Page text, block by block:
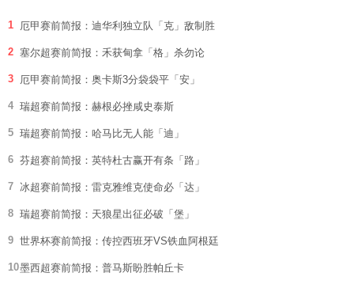
1 厄甲赛前简报：迪华利独立队「克」敌制胜
2 塞尔超赛前简报：禾获甸拿「格」杀勿论
3 厄甲赛前简报：奥卡斯3分袋袋平「安」
4 瑞超赛前简报：赫根必挫咸史泰斯
5 瑞超赛前简报：哈马比无人能「迪」
6 芬超赛前简报：英特杜古赢开有条「路」
7 冰超赛前简报：雷克雅维克使命必「达」
8 瑞超赛前简报：天狼星出征必破「堡」
9 世界杯赛前简报：传控西班牙VS铁血阿根廷
10墨西超赛前简报：普马斯盼胜帕丘卡